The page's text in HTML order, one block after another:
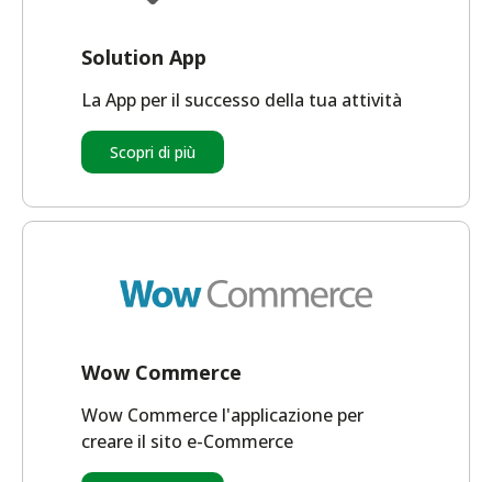
Solution App
La App per il successo della tua attività
Scopri di più
Wow Commerce
Wow Commerce l'applicazione per
creare il sito e-Commerce